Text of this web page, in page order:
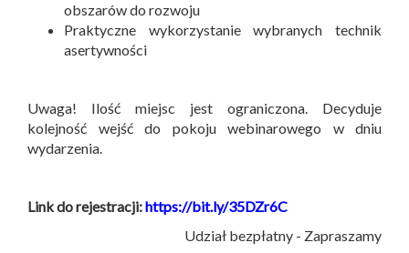
obszarów do rozwoju
Praktyczne wykorzystanie wybranych technik
asertywności
Uwaga! Ilość miejsc jest ograniczona. Decyduje
kolejność wejść do pokoju webinarowego w dniu
wydarzenia.
Link do rejestracji:https://bit.ly/35DZr6C
Udział bezpłatny - Zapraszamy